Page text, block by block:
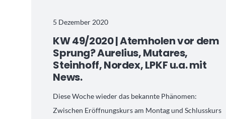
5 Dezember 2020
KW 49/2020 | Atemholen vor dem
Sprung? Aurelius, Mutares,
Steinhoff, Nordex, LPKF u.a. mit
News.
Diese Woche wieder das bekannte Phänomen:
Zwischen Eröffnungskurs am Montag und Schlusskurs